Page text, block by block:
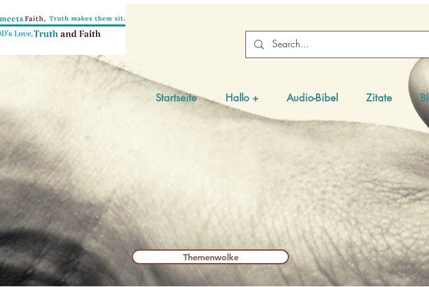
Startseite Hallo + Audio-Bibel Zitate
Themenwolke